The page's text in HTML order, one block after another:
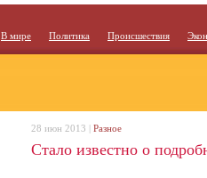
В мире Политика Происшествия
Стало известно о
28 июн 2013 | Разное